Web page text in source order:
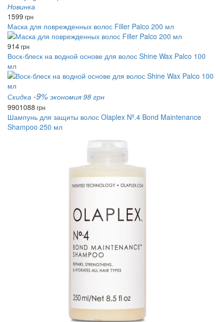
Новинка
1599 грн
Маска для поврежденных волос Filler Palco 200 мл
914грн
Воск-блеск на водной основе для волос Shine Wax Palco 100
мл
Скидка -9% экономия 98 грн
9901088 грн
Шампунь для защиты волос Olaplex Nº.4 Bond Maintenance
Shampoo 250 мл